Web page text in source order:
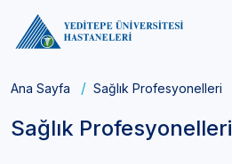
Ana Sayfa Sağlık Profesyonelleri
Sağlık Profesyonelleri